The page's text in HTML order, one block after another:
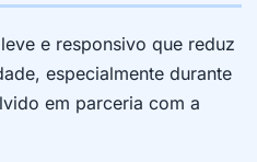
e responsivo que reduz
especialmente durante
em parceria com a